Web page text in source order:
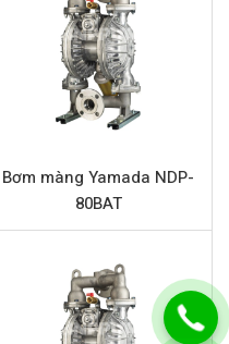
nhớt cao và hạt rắn nhỏ
tắc nghẽn.
phí bảo trì và thay thế
NDP-P25BAN
khí nén
Bơm màng Yamada NDP-
80BAT